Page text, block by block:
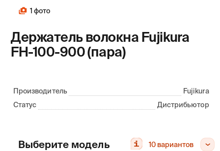
1 фото
Держатель волокна Fujikura
FH-100-900 (пара)
Производитель
Fujikura
Статус
Дистрибьютор
Выберите модель 10 вариантов